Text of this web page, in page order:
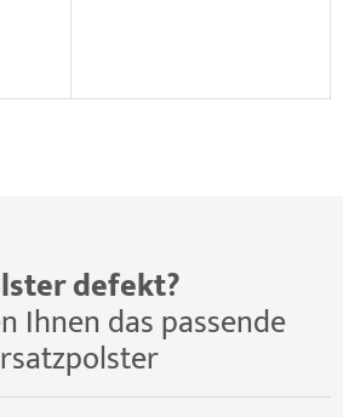
defekt?
Ihnen das passende